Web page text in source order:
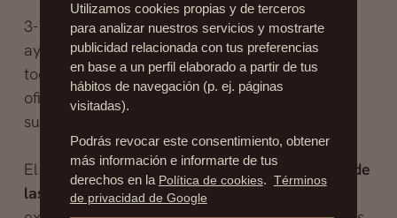
3- los masajes, el ultrasonido y el láserno
ayudan y a veces empeoran la situación. En
todos los países se deben realizar campañas
oficiales de prevención contra la utilización de
sustancias prohibidas.
El dr. Fernández Blancoes experto en
cirugía de
las secuelaso cirugías secundarias para la
Utilizamos cookies propias y de terceros
para analizar nuestros servicios y mostrarte
publicidad relacionada con tus preferencias
en base a un perfil elaborado a partir de tus
hábitos de navegación (p. ej. páginas
visitadas).
Podrás revocar este consentimiento, obtener
más información e informarte de tus
derechos en la Política de cookies. Términos
de privacidad de Google